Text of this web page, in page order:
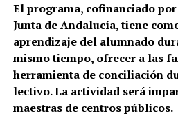
El programa, cofinanciado
Junta de Andalucía, tiene
aprendizaje del alumnado
mismo tiempo, ofrecer a las
herramienta de conciliación
lectivo. La actividad será
maestras de centros públicos.